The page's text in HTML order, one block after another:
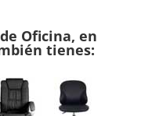
Oficina, en
tienes: